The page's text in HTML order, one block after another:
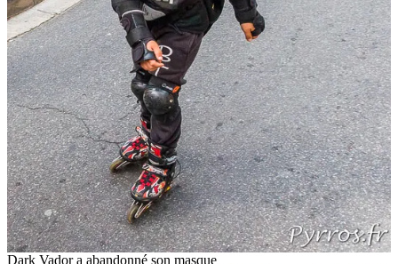
Dark Vador a abandonné son masque